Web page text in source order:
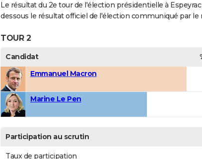
Le résultat du 2e tour de l'élection présidentielle à
dessous le résultat officiel de l'élection communiqué par
TOUR 2
Candidat
Emmanuel Macron
Marine Le Pen
Participation au scrutin
Taux de participation